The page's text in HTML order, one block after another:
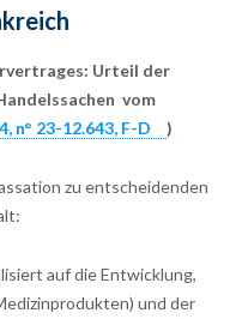
Urteil der
vom
n° 23-12.643, F-D )
zu entscheidenden
auf die Entwicklung,
und der